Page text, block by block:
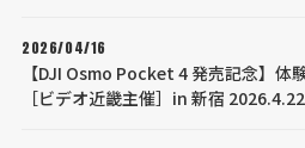
2026/04/16
【DJI Osmo Pocket 4 発売記念】体
［ビデオ近畿主催］in 新宿 2026.4.22